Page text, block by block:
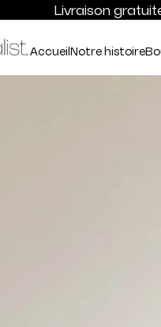
Livraison
AccueilNotre histoire